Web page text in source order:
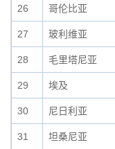
26 哥伦比亚
27 玻利维亚
28 毛里塔尼亚
29 埃及
30 尼日利亚
31 坦桑尼亚